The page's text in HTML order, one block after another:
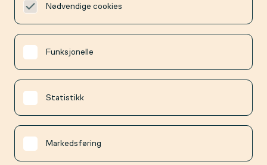
Nødvendige cookies
Funksjonelle
Statistikk
Markedsføring